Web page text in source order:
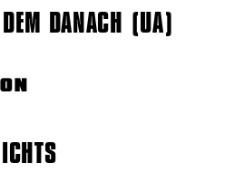
DANACH (UA)